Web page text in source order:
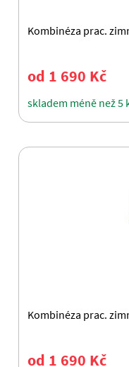
Kombinéza prac.
od 1 690 Kč
skladem méně než 5
Kombinéza prac.
od 1 690 Kč